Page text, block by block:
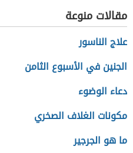
الاجتماعية
مقالات منوعة
علاج الناسور
الجنين في الأسبوع الثامن
دعاء الوضوء
مكونات الغلاف الصخري
ما هو الجرجير